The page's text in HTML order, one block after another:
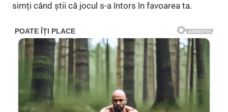
simți când știi că jocul s-a întors în favoarea ta.